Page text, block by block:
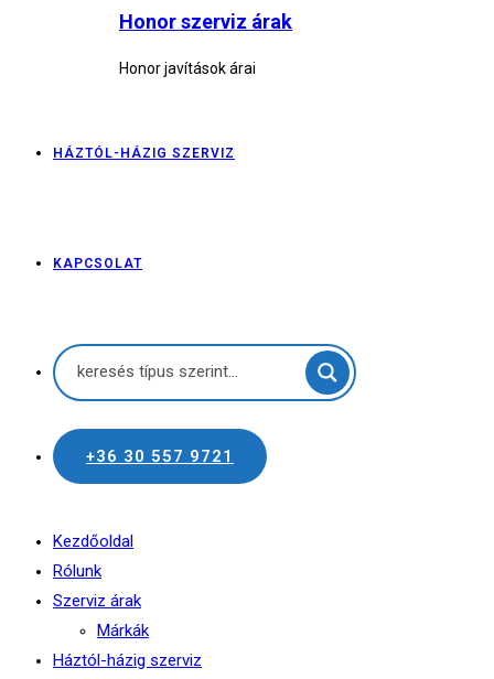
Honor szerviz árak
Honor javítások árai
HÁZTÓL-HÁZIG SZERVIZ
KAPCSOLAT
+36 30 557 9721
Kezdőoldal
Rólunk
Szerviz árak
Márkák
Háztól-házig szerviz